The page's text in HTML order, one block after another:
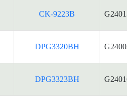
CK-9223B
DPG3320BH
DPG3323BH